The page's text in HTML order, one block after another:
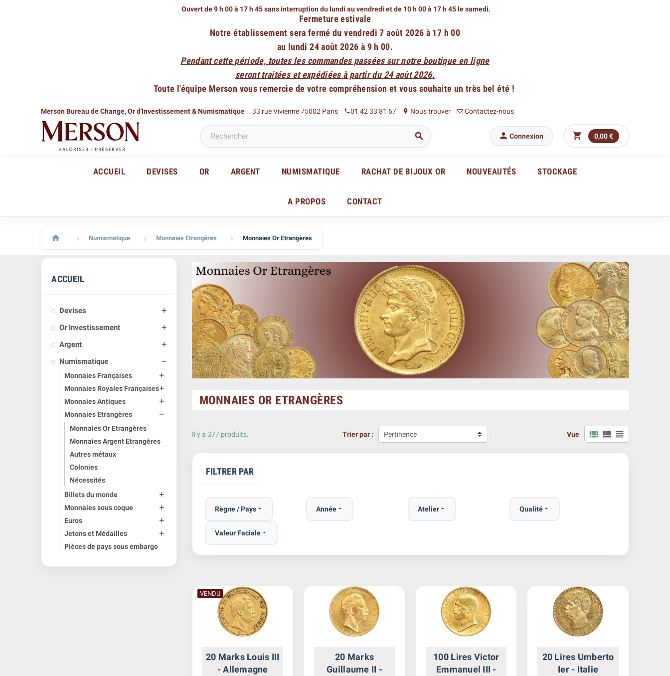
Ouvert de 9 h 00 à 17 h 45 sans interruption du lundi au vendredi et de 10 h 00 à 17 h 45 le samedi.
Fermeture estivale
Notre établissement sera fermé du vendredi 7 août 2026 à 17 h 00
au lundi 24 août 2026 à 9 h 00.
Pendant cette période, toutes les commandes passées sur notre boutique en ligne
seront traitées et expédiées à partir du 24 août 2026.
Toute l'équipe Merson vous remercie de votre compréhension et vous souhaite un très bel été !
Merson Bureau de Change, Or d'Investissement & Numismatique 33 rue Vivienne 75002 Paris phone01 42 33 81 67 place Nous trouver Contactez-nous
  Connexion  0,00 €
ACCUEIL DEVISES OR ARGENT NUMISMATIQUE RACHAT DE BIJOUX OR NOUVEAUTÉS STOCKAGE
A PROPOS CONTACT
  Numismatique  Monnaies Etrangères  Monnaies Or Etrangères
ACCUEIL
Devises 
Or Investissement 
Argent 
Numismatique 
Monnaies Françaises 
Monnaies Royales Françaises
Monnaies Antiques 
Monnaies Etrangères 
Monnaies Or Etrangères
Monnaies Argent Etrangères
Autres métaux
Colonies
Nécessités
Billets du monde

Monnaies sous coque 
Euros 
Jetons et Médailles 
Pièces de pays sous embargo
MONNAIES OR ETRANGÈRES
Il y a 377 produits. Trier par : Pertinence Vue   
FILTRER PAR
Règne / Pays Année  Atelier  Qualité
Valeur Faciale
VENDU
20 Marks Louis III
- Allemagne
20 Marks
Guillaume II -
100 Lires Victor
Emmanuel III -
20 Lires Umberto
Ier - Italie